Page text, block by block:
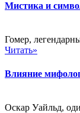
Мистика и
Гомер,
Читать»
Влияние
Оскар Уайльд,